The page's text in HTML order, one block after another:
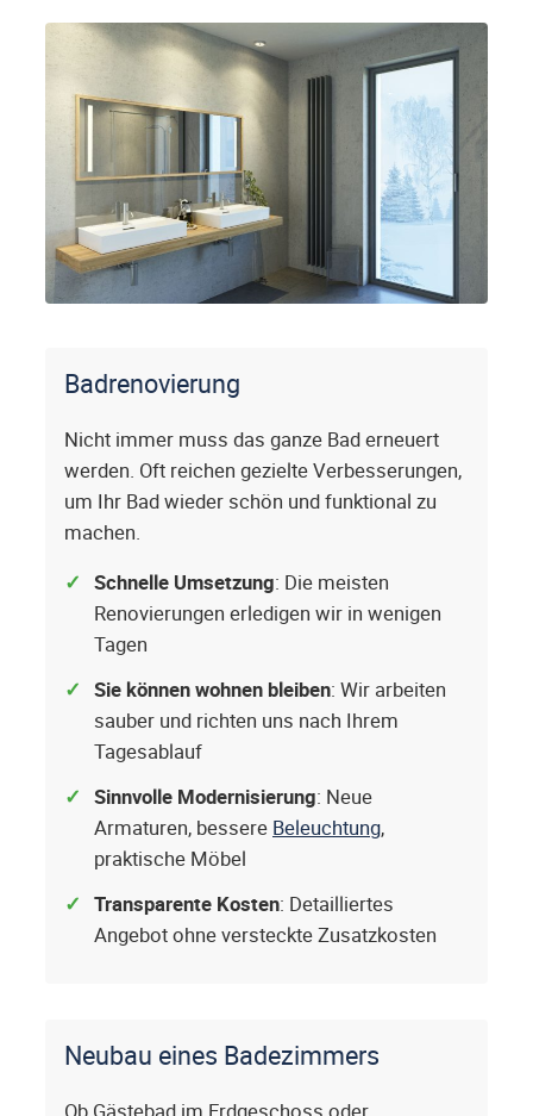
Badrenovierung
Nicht immer muss das ganze Bad erneuert
werden. Oft reichen gezielte Verbesserungen,
um Ihr Bad wieder schön und funktional zu
machen.
Schnelle Umsetzung: Die meisten
Renovierungen erledigen wir in wenigen
Tagen
Sie können wohnen bleiben: Wir arbeiten
sauber und richten uns nach Ihrem
Tagesablauf
Sinnvolle Modernisierung: Neue
Armaturen, bessere Beleuchtung,
praktische Möbel
Transparente Kosten: Detailliertes
Angebot ohne versteckte Zusatzkosten
Neubau eines Badezimmers